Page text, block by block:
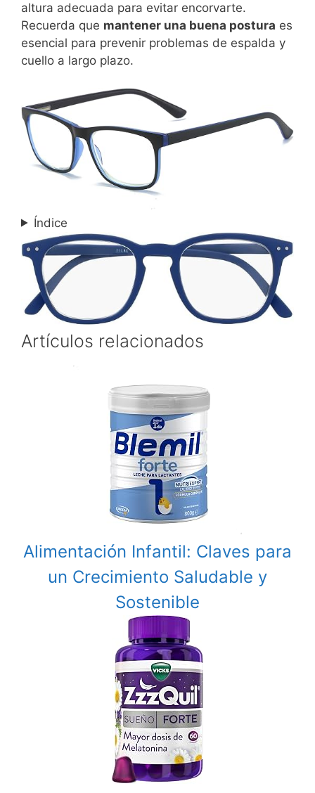
altura adecuada para evitar encorvarte.
Recuerda que mantener una buena postura es
esencial para prevenir problemas de espalda y
cuello a largo plazo.
Índice
Artículos relacionados
Alimentación Infantil: Claves para
un Crecimiento Saludable y
Sostenible